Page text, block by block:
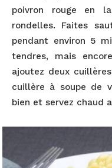
poivron rouge en
rondelles. Faites
pendant environ 5
tendres, mais
ajoutez deux
cuillère à soupe de
bien et servez chaud